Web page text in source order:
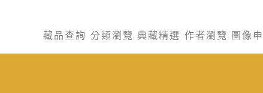
藏品查詢 分類瀏覽 典藏精選 作者瀏覽 圖像